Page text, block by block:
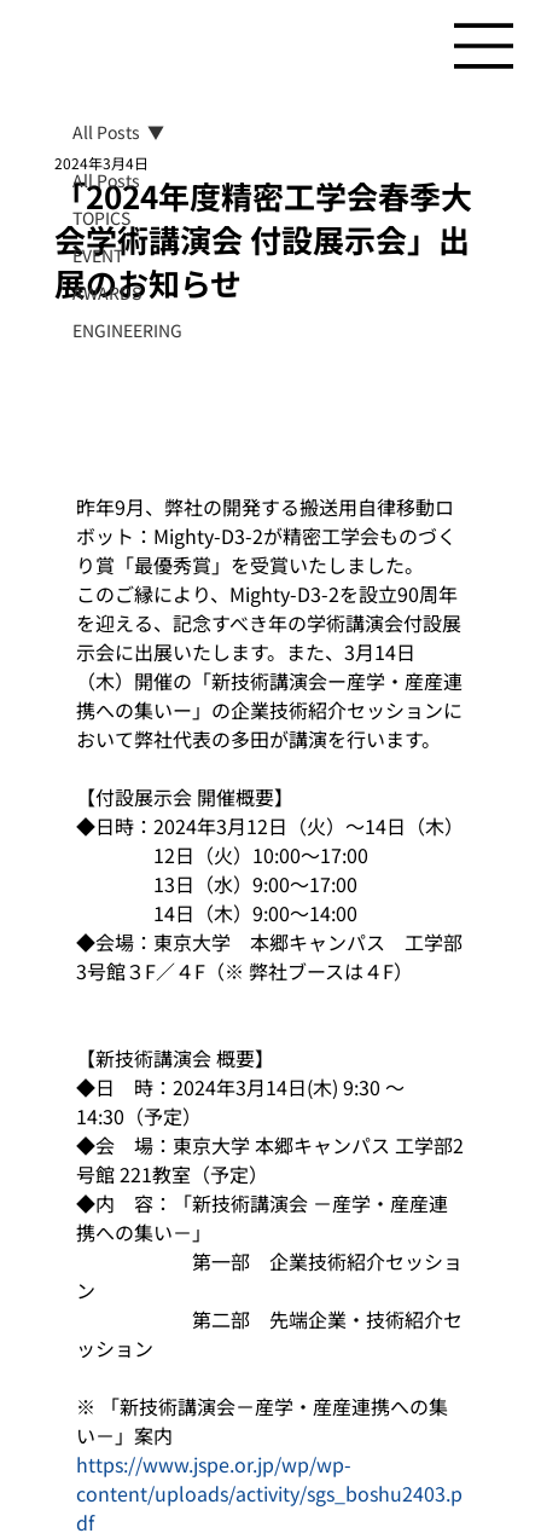
All Posts
TOPICS
EVENT
AWARDS
ENGINEERING
All Posts
「2024年度精密工学会春季大
会学術講演会 付設展示会」出
展のお知らせ
2024年3月4日
昨年9月、弊社の開発する搬送用自律移動ロ
ボット：Mighty-D3-2が精密工学会ものづく
り賞「最優秀賞」を受賞いたしました。
このご縁により、Mighty-D3-2を設立90周年
を迎える、記念すべき年の学術講演会付設展
示会に出展いたします。また、3月14日
（木）開催の「新技術講演会ー産学・産産連
携への集いー」の企業技術紹介セッションに
おいて弊社代表の多田が講演を行います。
【付設展示会 開催概要】
◆日時：2024年3月12日（火）～14日（木）
12日（火）10:00～17:00
13日（水）9:00～17:00
14日（木）9:00～14:00
◆会場：東京大学　本郷キャンパス　工学部
3号館３F／４F（※ 弊社ブースは４F）
【新技術講演会 概要】
◆日　時：2024年3月14日(木) 9:30 ～
14:30（予定）
◆会　場：東京大学 本郷キャンパス 工学部2
号館 221教室（予定）
◆内　容：「新技術講演会 －産学・産産連
携への集い－」
第一部　企業技術紹介セッショ
ン
第二部　先端企業・技術紹介セ
ッション
※ 「新技術講演会－産学・産産連携への集
い－」案内
https://www.jspe.or.jp/wp/wp-
content/uploads/activity/sgs_boshu2403.p
df